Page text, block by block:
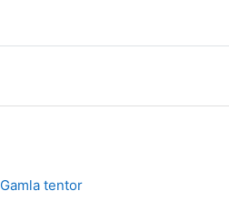
Gamla tentor